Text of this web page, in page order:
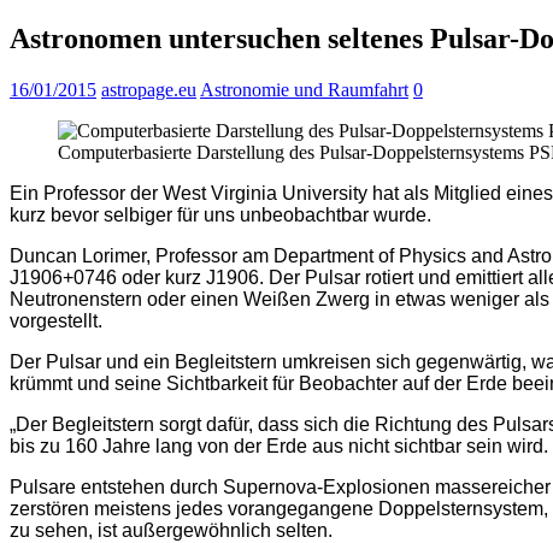
Astronomen untersuchen seltenes Pulsar-
16/01/2015 astropage.eu Astronomie und Raumfahrt 0
Computerbasierte Darstellung des Pulsar-Doppelsternsystems
Ein Professor der West Virginia University hat als Mitglied
kurz bevor selbiger für uns unbeobachtbar wurde.
Duncan Lorimer, Professor am Department of Physics and
J1906+0746 oder kurz J1906. Der Pulsar rotiert und emittiert
Neutronenstern oder einen Weißen Zwerg in etwas weniger
vorgestellt.
Der Pulsar und ein Begleitstern umkreisen sich gegenwärtig,
krümmt und seine Sichtbarkeit für Beobachter auf der Erde
„Der Begleitstern sorgt dafür, dass sich die Richtung des
bis zu 160 Jahre lang von der Erde aus nicht sichtbar sein wird.
Pulsare entstehen durch Supernova-Explosionen
zerstören meistens jedes vorangegangene
zu sehen, ist außergewöhnlich selten.